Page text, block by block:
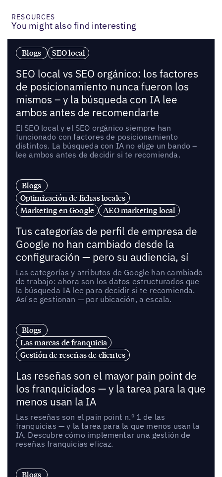
RESOURCES
You might also find interesting
Blogs SEO local
SEO local vs SEO orgánico: los factores
de posicionamiento nunca fueron los
mismos – y la búsqueda con IA lee
ambos antes de recomendarte
El SEO local y el SEO orgánico siempre han
funcionado con factores de posicionamiento
distintos. La búsqueda con IA no elige un bando –
lee ambos antes de decidir si te recomienda.
Blogs
Optimización de fichas locales
Marketing en Google
AEO marketing local
Tus categorías de perfil de empresa de
Google no han cambiado desde la
configuración — pero su audiencia, sí
Las categorías y atributos de Google han cambiado
de trabajo: ahora son los datos estructurados que
la búsqueda IA lee para decidir si te recomienda.
Así se gestionan — por ubicación, a escala.
Blogs
Las marcas de franquicia
Gestión de reseñas de clientes
Las reseñas son el mayor pain point de
los franquiciados — y la tarea para la que
menos usan la IA
Las reseñas son el pain point n.º 1 de las
franquicias — y la tarea para la que menos usan la
IA. Descubre cómo implementar una gestión de
reseñas franquicias eficaz.
Blogs